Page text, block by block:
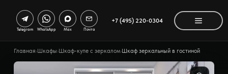
+7 (495) 220-0304
Telegram WhatsApp Max Почта
Главная›Шкафы›Шкаф-купе с зеркалом›Шкаф зеркальный в гостиной